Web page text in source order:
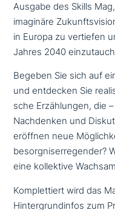
Ausgabe des Skills
imaginäre
in Europa zu vertiefen
Jahres 2040
Begeben Sie sich auf
und entdecken Sie
sche Erzählungen, die
Nachdenken und
eröffnen neue
besorg­nis­er­re­gen­der?
eine kol­lek­ti­ve
Komplettiert wird das
Hintergrundinfos zum